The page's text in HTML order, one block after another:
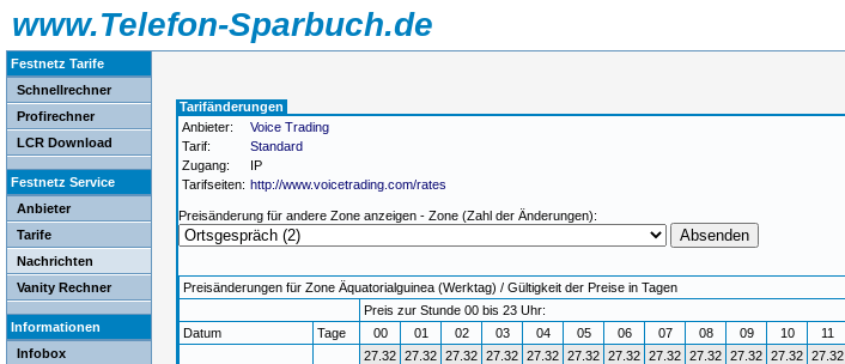
www.Telefon-Sparbuch.de
Festnetz Tarife
Schnellrechner
Profirechner
LCR Download
Festnetz Service
Anbieter
Tarife
Nachrichten
Vanity Rechner
Informationen
Infobox
Tarifänderungen
Anbieter:
Voice Trading
Tarif:
Standard
Zugang:
IP
Tarifseiten: http://www.voicetrading.com/rates
Preisänderung für andere Zone anzeigen - Zone (Zahl der Änderungen):
Preisänderungen für Zone Äquatorialguinea (Werktag) / Gültigkeit der Preise in Tagen
Preis zur Stunde 00 bis 23 Uhr:
Datum
Tage 00 01 02 03 04 05 06 07 08 09 10 11
27.32 27.32 27.32 27.32 27.32 27.32 27.32 27.32 27.32 27.32 27.32 27.32